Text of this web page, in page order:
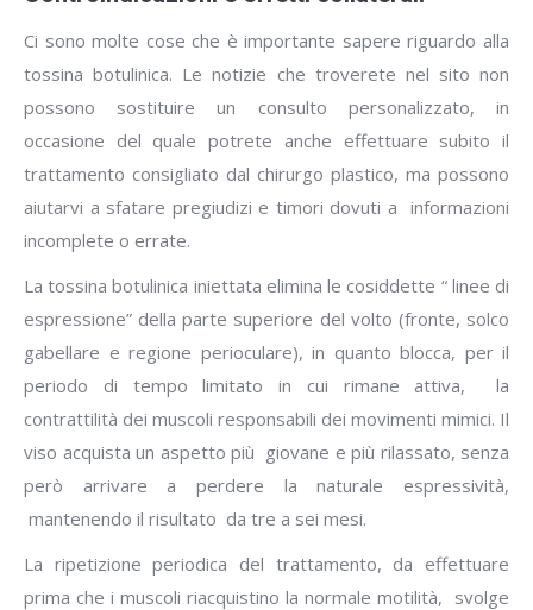
Ci sono molte cose che è importante sapere riguardo alla
tossina botulinica. Le notizie che troverete nel sito non
possono sostituire un consulto personalizzato, in
occasione del quale potrete anche effettuare subito il
trattamento consigliato dal chirurgo plastico, ma possono
aiutarvi a sfatare pregiudizi e timori dovuti a informazioni
incomplete o errate.
La tossina botulinica iniettata elimina le cosiddette “ linee di
espressione” della parte superiore del volto (fronte, solco
gabellare e regione perioculare), in quanto blocca, per il
periodo di tempo limitato in cui rimane attiva, la
contrattilità dei muscoli responsabili dei movimenti mimici. Il
viso acquista un aspetto più giovane e più rilassato, senza
però arrivare a perdere la naturale espressività,
mantenendo il risultato da tre a sei mesi.
La ripetizione periodica del trattamento, da effettuare
prima che i muscoli riacquistino la normale motilità, svolge